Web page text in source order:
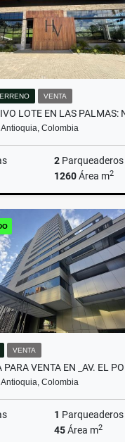
VENTA
Colombia
2 Parqueaderos
1260Área m2
$1.790.000.000
VENTA
Colombia
1 Parqueaderos
45Área m2